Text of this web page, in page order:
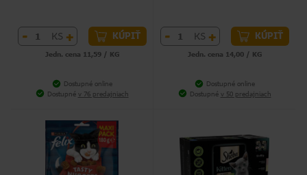
- KS + KÚPIŤ
Jedn. cena 11,59 / KG
Dostupné online
Dostupné v 76 predajniach
- KS + KÚPIŤ
Jedn. cena 14,00 / KG
Dostupné online
Dostupné v 50 predajniach